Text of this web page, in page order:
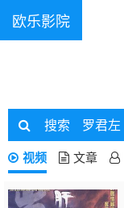
欧乐影院
搜索 罗君左
视频 文章